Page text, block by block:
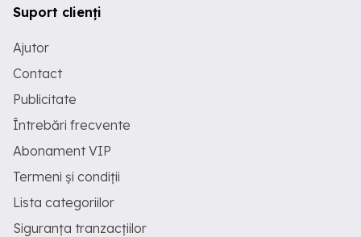
Suport clienți
Ajutor
Contact
Publicitate
Întrebări frecvente
Abonament VIP
Termeni și condiții
Lista categoriilor
Siguranța tranzacțiilor